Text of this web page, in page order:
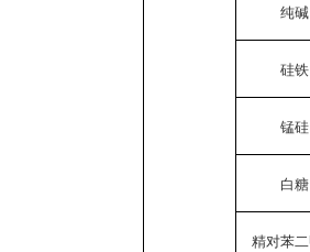
纯碱
硅铁
锰硅
白糖
精对苯